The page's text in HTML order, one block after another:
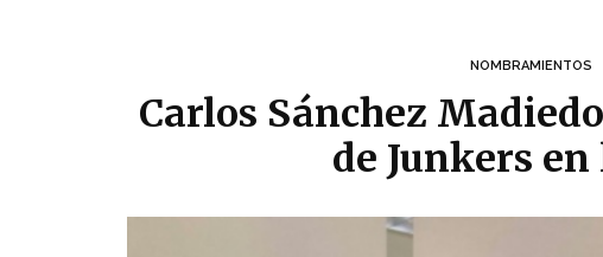
NOMBRAMIENTOS
Carlos Sánchez
de Junkers